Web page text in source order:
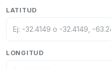
LATITUD
LONGITUD